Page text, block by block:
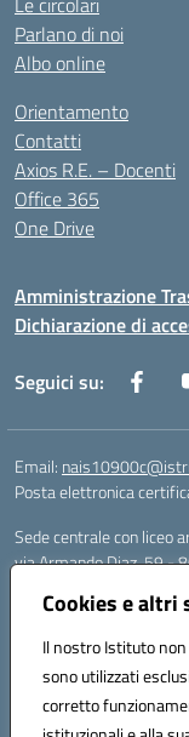
Cookies e
Il nostro Istituto
sono utilizzati
corretto
Parlano di noi
Albo online
Orientamento
Contatti
Axios R.E. – Docenti
Office 365
One Drive
Amministrazione
Dichiarazione di
Seguici su:
Email:
Posta elettronica
Sede centrale con liceo
via Armando Diaz, 59 -
via T. Campanella,
Sede succursale con
via S. Pellico, 80011
Email:
Nome Ufficio PA: